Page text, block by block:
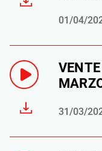
01/04/
31/03/